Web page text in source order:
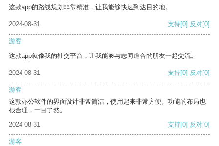
这款app的路线规划非常精准，让我能够快速到达目的地。
2024-08-31 支持[0] 反对[0]
游客
这款app就像我的社交平台，让我能够与志同道合的朋友一起交流。
2024-08-31 支持[0] 反对[0]
游客
这款办公软件的界面设计非常简洁，使用起来非常方便。功能的布局也
很合理，一目了然。
2024-08-31
支持[0] 反对[0]
游客